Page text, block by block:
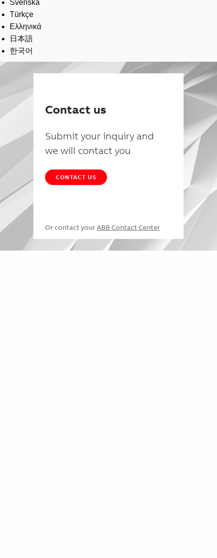
Svenska
Türkçe
Ελληνικά
日本語
한국어
Contact us
Submit your inquiry and
we will contact you
CONTACT US
Or contact your ABB Contact Center